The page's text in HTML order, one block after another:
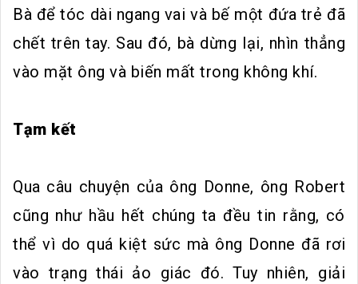
Bà để tóc dài ngang vai và bế một đứa trẻ đã
chết trên tay. Sau đó, bà dừng lại, nhìn thẳng
vào mặt ông và biến mất trong không khí.
Tạm kết
Qua câu chuyện của ông Donne, ông Robert
cũng như hầu hết chúng ta đều tin rằng, có
thể vì do quá kiệt sức mà ông Donne đã rơi
vào trạng thái ảo giác đó. Tuy nhiên, giải